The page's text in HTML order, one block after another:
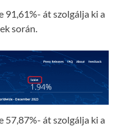
át szolgálja ki a
során.
át szolgálja ki a